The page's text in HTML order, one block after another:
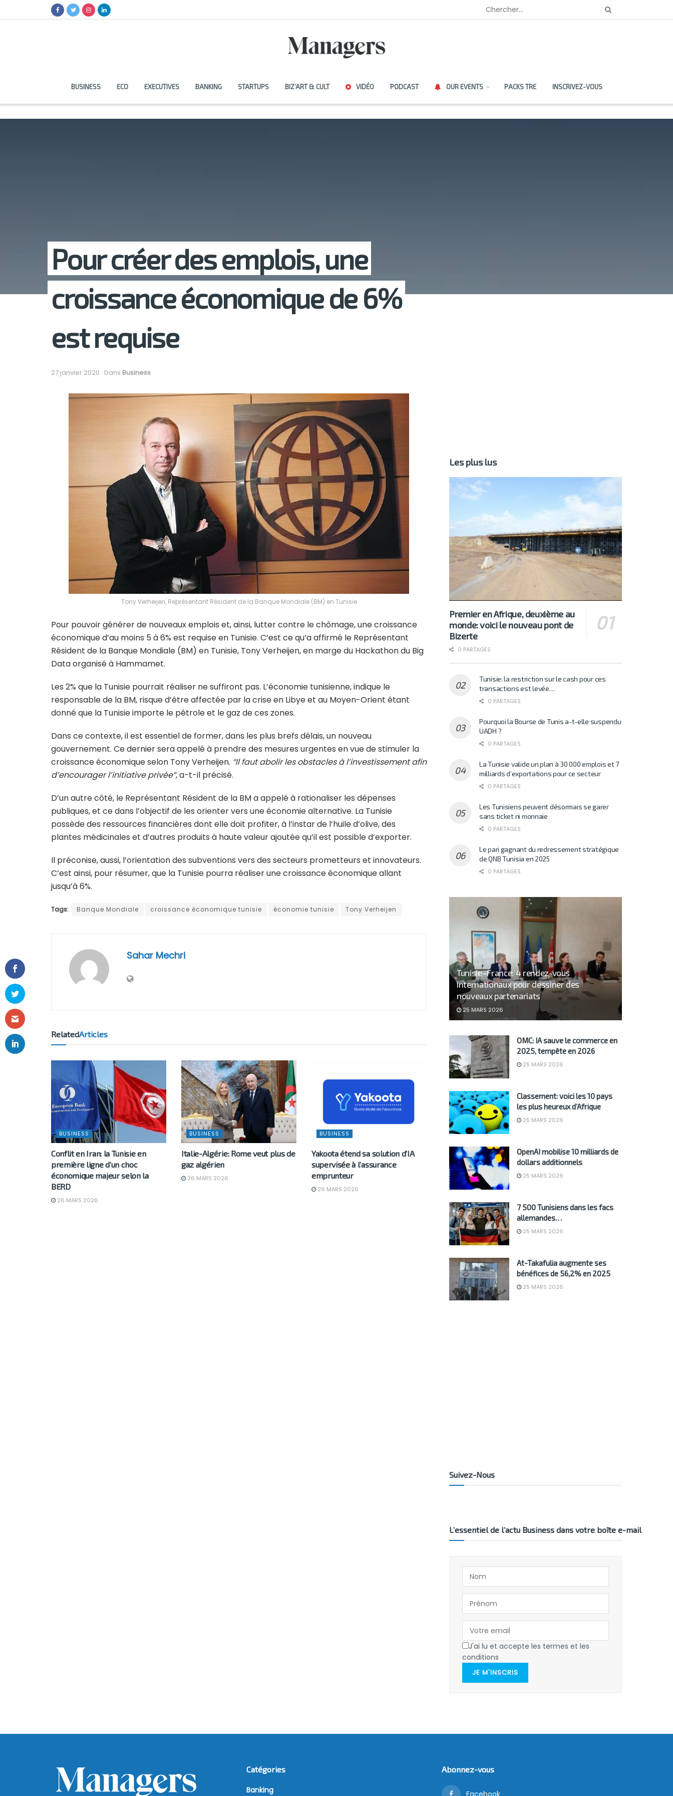
BUSINESS ECO EXECUTIVES BANKING STARTUPS BIZ’ART & CULT VIDÉO PODCAST OUR EVENTS PACKS TRE INSCRIVEZ-VOUS
Pour créer des emplois, une
croissance économique de 6%
est requise
27 janvier 2020 Dans Business
Tony Verheijen, Représentant Résident de la Banque Mondiale (BM) en Tunisie
Pour pouvoir générer de nouveaux emplois et, ainsi, lutter contre le chômage, une croissance
économique d’au moins 5 à 6% est requise en Tunisie. C’est ce qu’a affirmé le Représentant
Résident de la Banque Mondiale (BM) en Tunisie, Tony Verheijen, en marge du Hackathon du Big
Data organisé à Hammamet.
Les 2% que la Tunisie pourrait réaliser ne suffiront pas. L’économie tunisienne, indique le
responsable de la BM, risque d’être affectée par la crise en Libye et au Moyen-Orient étant
donné que la Tunisie importe le pétrole et le gaz de ces zones.
Dans ce contexte, il est essentiel de former, dans les plus brefs délais, un nouveau
gouvernement. Ce dernier sera appelé à prendre des mesures urgentes en vue de stimuler la
croissance économique selon Tony Verheijen. “Il faut abolir les obstacles à l’investissement afin
d’encourager l’initiative privée”, a-t-il précisé.
D’un autre côté, le Représentant Résident de la BM a appelé à rationaliser les dépenses
publiques, et ce dans l’objectif de les orienter vers une économie alternative. La Tunisie
possède des ressources financières dont elle doit profiter, à l’instar de l’huile d’olive, des
plantes médicinales et d’autres produits à haute valeur ajoutée qu’il est possible d’exporter.
Il préconise, aussi, l’orientation des subventions vers des secteurs prometteurs et innovateurs.
C’est ainsi, pour résumer, que la Tunisie pourra réaliser une croissance économique allant
jusqu’à 6%.
Tags: Banque Mondiale croissance économique tunisie économie tunisie Tony Verheijen
Sahar Mechri
RelatedArticles
BUSINESS
Conflit en Iran: la Tunisie en
première ligne d’un choc
économique majeur selon la
BERD
26 MARS 2026
BUSINESS
Italie-Algérie: Rome veut plus de
gaz algérien
26 MARS 2026
BUSINESS
Yakoota étend sa solution d’IA
supervisée à l’assurance
emprunteur
26 MARS 2026
Les plus lus
Premier en Afrique, deuxième au
monde: voici le nouveau pont de
Bizerte
0 PARTAGES
Tunisie: la restriction sur le cash pour ces
transactions est levée…
0 PARTAGES
Pourquoi la Bourse de Tunis a-t-elle suspendu
UADH ?
0 PARTAGES
La Tunisie valide un plan à 30 000 emplois et 7
milliards d’exportations pour ce secteur
0 PARTAGES
Les Tunisiens peuvent désormais se garer
sans ticket ni monnaie
0 PARTAGES
Le pari gagnant du redressement stratégique
de QNB Tunisia en 2025
0 PARTAGES
Tunisie–France: 4 rendez-vous
internationaux pour dessiner des
nouveaux partenariats
25 MARS 2026
OMC: IA sauve le commerce en
2025, tempête en 2026
25 MARS 2026
Classement: voici les 10 pays
les plus heureux d’Afrique
25 MARS 2026
OpenAI mobilise 10 milliards de
dollars additionnels
25 MARS 2026
7 500 Tunisiens dans les facs
allemandes…
25 MARS 2026
At-Takafulia augmente ses
bénéfices de 56,2% en 2025
25 MARS 2026
Suivez-Nous
L’essentiel de l’actu Business dans votre boîte e-mail
J'ai lu et accepte les termes et les
conditions
JE M'INSCRIS